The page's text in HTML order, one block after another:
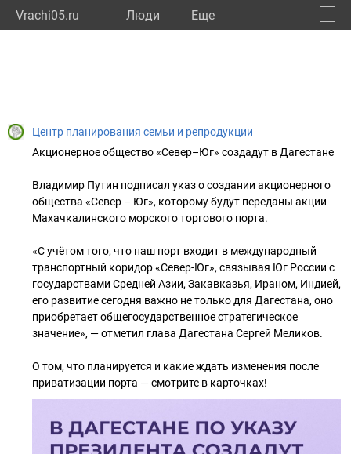
Vrachi05.ru Люди Eще
Центр планирования семьи и репродукции
Акционерное общество «Север–Юг» создадут в Дагестане
Владимир Путин подписал указ о создании акционерного
общества «Север – Юг», которому будут переданы акции
Махачкалинского морского торгового порта.
«С учётом того, что наш порт входит в международный
транспортный коридор «Север-Юг», связывая Юг России с
государствами Средней Азии, Закавказья, Ираном, Индией,
его развитие сегодня важно не только для Дагестана, оно
приобретает общегосударственное стратегическое
значение», — отметил глава Дагестана Сергей Меликов.
О том, что планируется и какие ждать изменения после
приватизации порта — смотрите в карточках!